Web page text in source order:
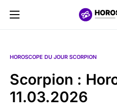
HOROSCOPE DU JOUR SCORPION
Scorpion :
11.03.2026